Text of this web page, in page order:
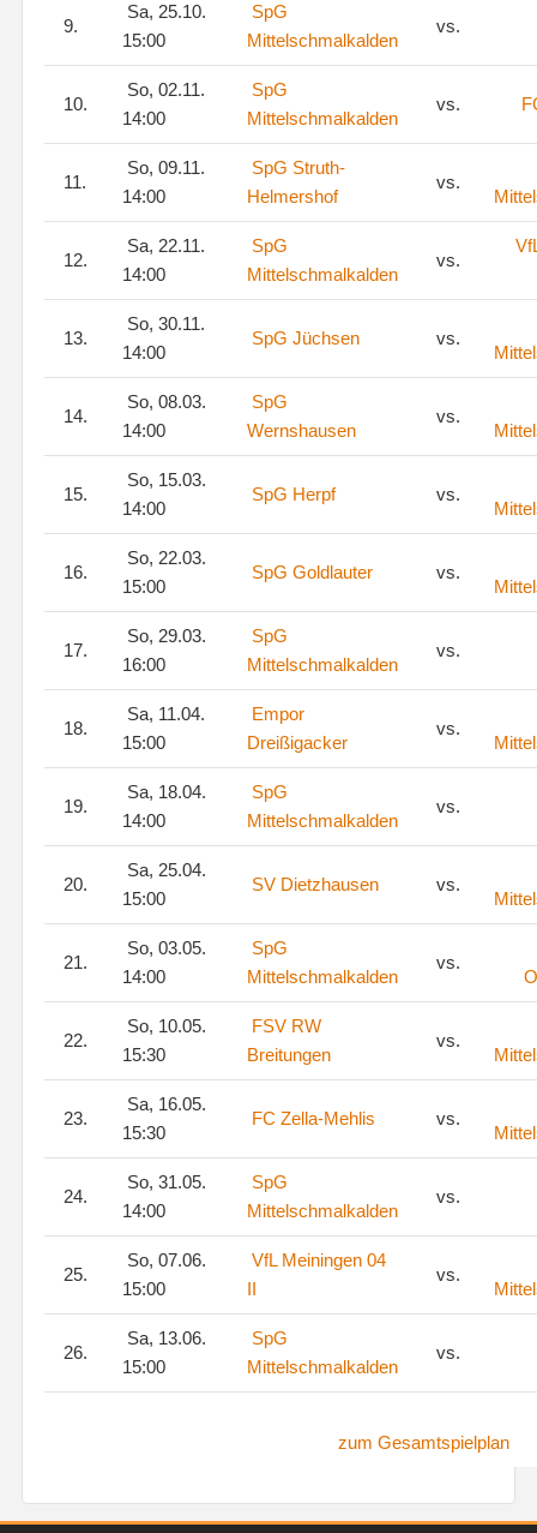
9.
Sa, 25.10.
15:00
SpG
Mittelschmalkalden
vs.
10.
So, 02.11.
14:00
SpG
Mittelschmalkalden
vs.
11.
So, 09.11.
14:00
SpG Struth-
Helmershof
vs.
12.
Sa, 22.11.
14:00
SpG
Mittelschmalkalden
vs.
13.
So, 30.11.
14:00
SpG Jüchsen vs.
14.
So, 08.03.
14:00
SpG
Wernshausen
vs.
15.
So, 15.03.
14:00
SpG Herpf vs.
16.
So, 22.03.
15:00
SpG Goldlauter vs.
17.
So, 29.03.
16:00
SpG
Mittelschmalkalden
vs.
18.
Sa, 11.04.
15:00
Empor
Dreißigacker
vs.
19.
Sa, 18.04.
14:00
SpG
Mittelschmalkalden
vs.
20.
Sa, 25.04.
15:00
SV Dietzhausen vs.
21.
So, 03.05.
14:00
SpG
Mittelschmalkalden
vs.
22.
So, 10.05.
15:30
FSV RW
Breitungen
vs.
23.
Sa, 16.05.
15:30
FC Zella-Mehlis vs.
24.
So, 31.05.
14:00
SpG
Mittelschmalkalden
vs.
25.
So, 07.06.
15:00
VfL Meiningen 04
II
vs.
26.
Sa, 13.06.
15:00
SpG
Mittelschmalkalden
vs.
zum Gesamtspielplan